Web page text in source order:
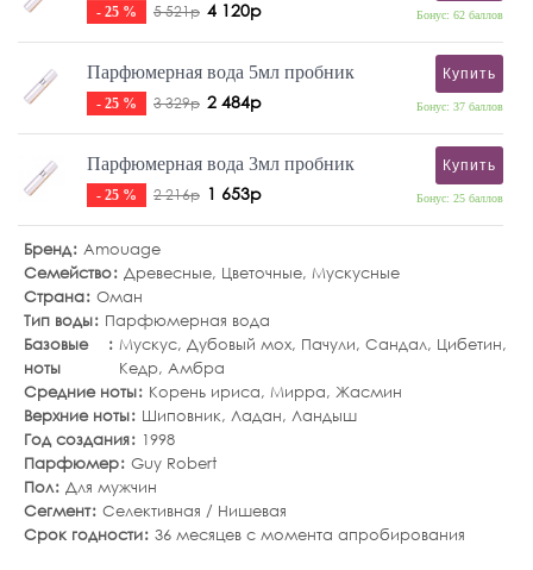
- 25 % 5 521р 4 120р Бонус: 62 баллов
Парфюмерная вода 5мл пробник
- 25 % 3 329р 2 484р
Купить
Бонус: 37 баллов
Парфюмерная вода 3мл пробник
- 25 % 2 216р 1 653р
Купить
Бонус: 25 баллов
Бренд Amouage
Семейство Древесные, Цветочные, Мускусные
Страна Оман
Тип воды
Парфюмерная вода
Базовые
ноты
Мускус, Дубовый мох, Пачули, Сандал, Цибетин,
Кедр, Амбра
Средние ноты
Корень ириса, Мирра, Жасмин
Верхние ноты
Шиповник, Ладан, Ландыш
Год создания
1998
Парфюмер Guy Robert
Пол Для мужчин
Сегмент Селективная / Нишевая
Срок годности 36 месяцев с момента апробирования